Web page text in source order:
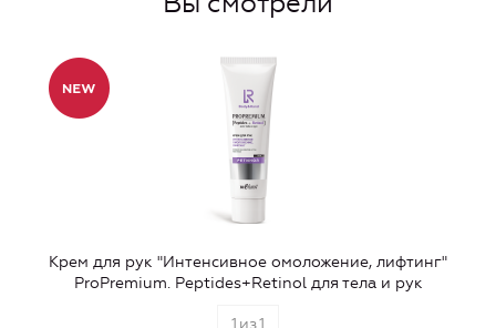
Крем для рук "Интенсивное омоложение, лифтинг"
ProPremium. Peptides+Retinol для тела и рук
1 из1